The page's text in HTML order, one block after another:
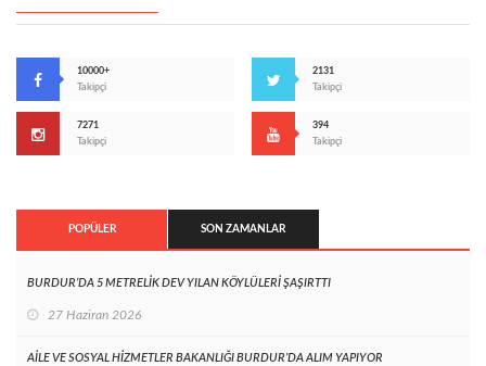
10000+
Takipçi
2131
Takipçi
7271
Takipçi
394
Takipçi
POPÜLER SON ZAMANLAR
BURDUR’DA 5 METRELİK DEV YILAN KÖYLÜLERİ ŞAŞIRTTI
27 Haziran 2026
AİLE VE SOSYAL HİZMETLER BAKANLIĞI BURDUR’DA ALIM YAPIYOR